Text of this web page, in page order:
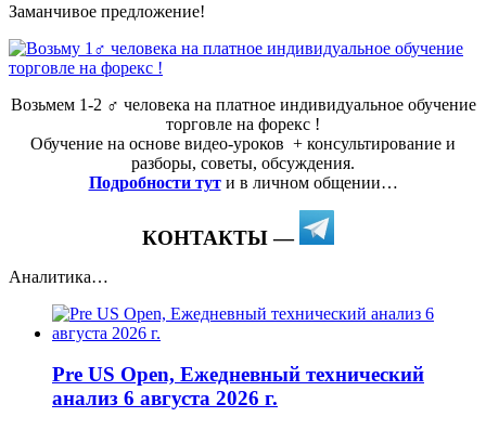
Заманчивое предложение!
Возьмем 1-2 ‍♂️ человека на платное индивидуальное обучение
торговле на форекс !
Обучение на основе видео-уроков ️ + консультирование и
разборы, советы, обсуждения.
Подробности тут и в личном общении…
КОНТАКТЫ —
Аналитика…
Pre US Open, Ежедневный технический
анализ 6 августа 2026 г.